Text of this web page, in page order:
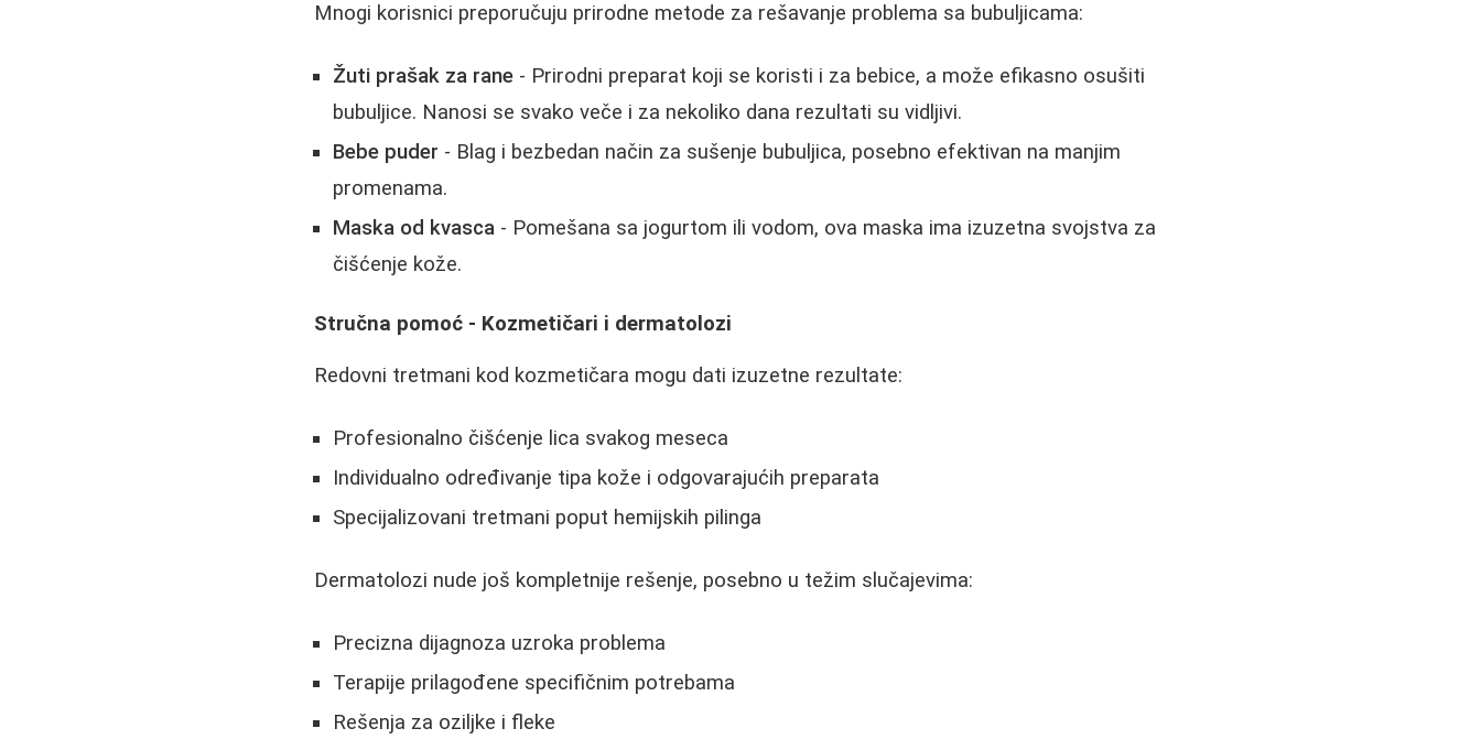
Mnogi korisnici preporučuju prirodne metode za rešavanje problema sa bubuljicama:
Žuti prašak za rane - Prirodni preparat koji se koristi i za bebice, a može efikasno osušiti
bubuljice. Nanosi se svako veče i za nekoliko dana rezultati su vidljivi.
Bebe puder - Blag i bezbedan način za sušenje bubuljica, posebno efektivan na manjim
promenama.
Maska od kvasca - Pomešana sa jogurtom ili vodom, ova maska ima izuzetna svojstva za
čišćenje kože.
Stručna pomoć - Kozmetičari i dermatolozi
Redovni tretmani kod kozmetičara mogu dati izuzetne rezultate:
Profesionalno čišćenje lica svakog meseca
Individualno određivanje tipa kože i odgovarajućih preparata
Specijalizovani tretmani poput hemijskih pilinga
Dermatolozi nude još kompletnije rešenje, posebno u težim slučajevima:
Precizna dijagnoza uzroka problema
Terapije prilagođene specifičnim potrebama
Rešenja za oziljke i fleke